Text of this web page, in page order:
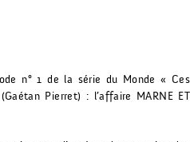
n° 1 de la série du Monde « Ces
Pierret) : l’affaire MARNE ET